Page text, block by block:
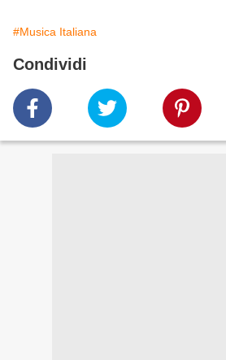
#Musica Italiana
Condividi